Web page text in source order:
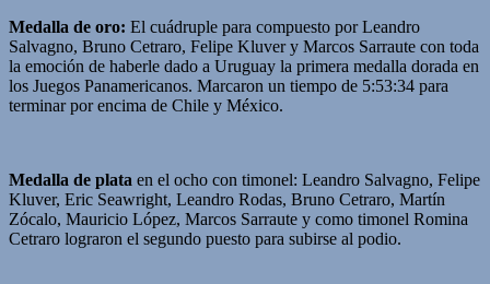
Medalla de oro: El cuádruple para compuesto por Leandro
Salvagno, Bruno Cetraro, Felipe Kluver y Marcos Sarraute con toda
la emoción de haberle dado a Uruguay la primera medalla dorada en
los Juegos Panamericanos. Marcaron un tiempo de 5:53:34 para
terminar por encima de Chile y México.
Medalla de plata en el ocho con timonel: Leandro Salvagno, Felipe
Kluver, Eric Seawright, Leandro Rodas, Bruno Cetraro, Martín
Zócalo, Mauricio López, Marcos Sarraute y como timonel Romina
Cetraro lograron el segundo puesto para subirse al podio.